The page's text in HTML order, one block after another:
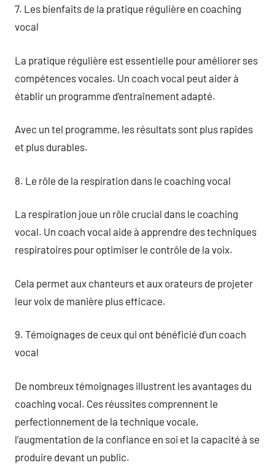
7. Les bienfaits de la pratique régulière en coaching
vocal
La pratique régulière est essentielle pour améliorer ses
compétences vocales. Un coach vocal peut aider à
établir un programme d’entraînement adapté.
Avec un tel programme, les résultats sont plus rapides
et plus durables.
8. Le rôle de la respiration dans le coaching vocal
La respiration joue un rôle crucial dans le coaching
vocal. Un coach vocal aide à apprendre des techniques
respiratoires pour optimiser le contrôle de la voix.
Cela permet aux chanteurs et aux orateurs de projeter
leur voix de manière plus efficace.
9. Témoignages de ceux qui ont bénéficié d’un coach
vocal
De nombreux témoignages illustrent les avantages du
coaching vocal. Ces réussites comprennent le
perfectionnement de la technique vocale,
l’augmentation de la confiance en soi et la capacité à se
produire devant un public.